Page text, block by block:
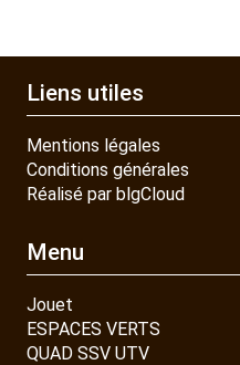
Liens utiles
Mentions légales
Conditions générales
Réalisé par blgCloud
Menu
Jouet
ESPACES VERTS
QUAD SSV UTV